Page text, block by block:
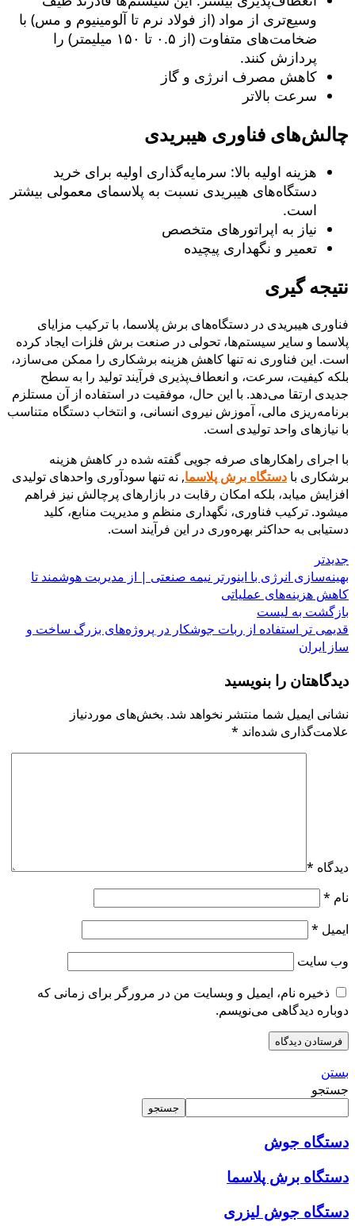
وسیع‌تری از مواد (از فولاد نرم تا آلومینیوم و مس) با
ضخامت‌های متفاوت (از ۰.۵ تا ۱۵۰ میلیمتر) را
پردازش کنند.
کاهش مصرف انرژی و گاز
سرعت بالاتر
چالش‌های فناوری هیبریدی
هزینه اولیه بالا: سرمایه‌گذاری اولیه برای خرید
دستگاه‌های هیبریدی نسبت به پلاسمای معمولی بیشتر
است.
نیاز به اپراتورهای متخصص
تعمیر و نگهداری پیچیده
نتیجه گیری
فناوری هیبریدی در دستگاه‌های برش پلاسما، با ترکیب مزایای
پلاسما و سایر سیستم‌ها، تحولی در صنعت برش فلزات ایجاد کرده
است. این فناوری نه تنها کاهش هزینه برشکاری را ممکن می‌سازد،
بلکه کیفیت، سرعت، و انعطاف‌پذیری فرآیند تولید را به سطح
جدیدی ارتقا می‌دهد. با این حال، موفقیت در استفاده از آن مستلزم
برنامه‌ریزی مالی، آموزش نیروی انسانی، و انتخاب دستگاه متناسب
با نیازهای واحد تولیدی است.
با اجرای راهکارهای صرفه جویی گفته شده در کاهش هزینه
برشکاری با دستگاه برش پلاسما, نه تنها سودآوری واحدهای تولیدی
افزایش میابد، بلکه امکان رقابت در بازارهای پرچالش نیز فراهم
میشود. ترکیب فناوری، نگهداری منظم و مدیریت منابع، کلید
دستیابی به حداکثر بهره‌وری در این فرآیند است.
جدیدتر
بهینه‌سازی انرژی با اینورتر نیمه صنعتی | از مدیریت هوشمند تا
کاهش هزینه‌های عملیاتی
بازگشت به لیست
قدیمی تر استفاده از ربات جوشکار در پروژه‌های بزرگ ساخت و
ساز ایران
دیدگاهتان را بنویسید
نشانی ایمیل شما منتشر نخواهد شد. بخش‌های موردنیاز
علامت‌گذاری شده‌اند *
دیدگاه *
نام *
ایمیل *
وب‌ سایت
ذخیره نام، ایمیل و وبسایت من در مرورگر برای زمانی که
دوباره دیدگاهی می‌نویسم.
بستن
جستجو
جستجو
دستگاه جوش
دستگاه برش پلاسما
دستگاه جوش لیزری